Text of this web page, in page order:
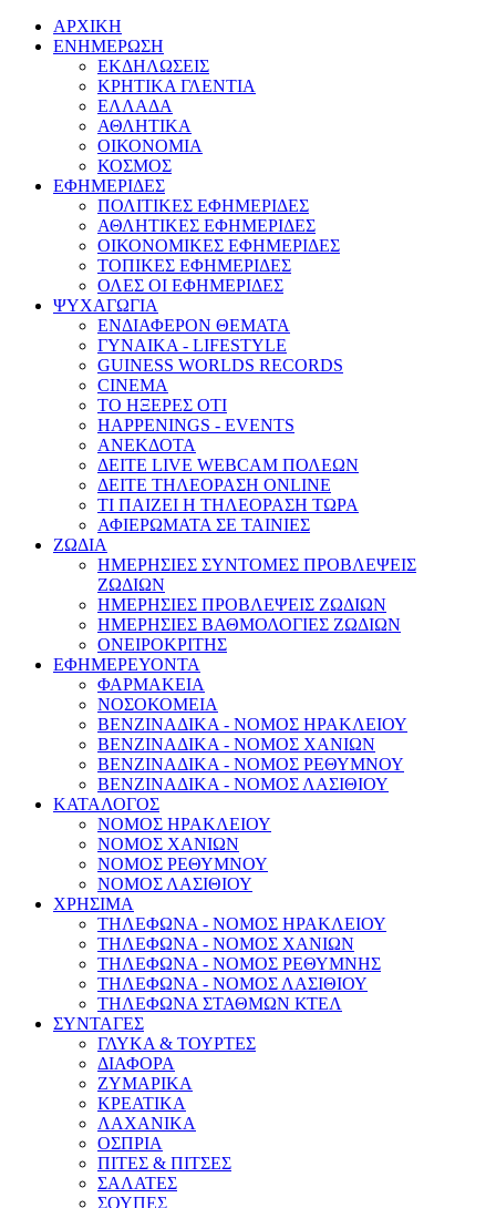
ΑΡΧΙΚΗ
ΕΝΗΜΕΡΩΣΗ
ΕΚΔΗΛΩΣΕΙΣ
ΚΡΗΤΙΚΑ ΓΛΕΝΤΙΑ
ΕΛΛΑΔΑ
ΑΘΛΗΤΙΚΑ
ΟΙΚΟΝΟΜΙΑ
ΚΟΣΜΟΣ
ΕΦΗΜΕΡΙΔΕΣ
ΠΟΛΙΤΙΚΕΣ ΕΦΗΜΕΡΙΔΕΣ
ΑΘΛΗΤΙΚΕΣ ΕΦΗΜΕΡΙΔΕΣ
ΟΙΚΟΝΟΜΙΚΕΣ ΕΦΗΜΕΡΙΔΕΣ
ΤΟΠΙΚΕΣ ΕΦΗΜΕΡΙΔΕΣ
ΟΛΕΣ ΟΙ ΕΦΗΜΕΡΙΔΕΣ
ΨΥΧΑΓΩΓΙΑ
ΕΝΔΙΑΦΕΡΟΝ ΘΕΜΑΤΑ
ΓΥΝΑΙΚΑ - LIFESTYLE
GUINESS WORLDS RECORDS
CINEMA
ΤΟ ΗΞΕΡΕΣ ΟΤΙ
HAPPENINGS - EVENTS
ΑΝΕΚΔΟΤΑ
ΔΕΙΤΕ LIVE WEBCAM ΠΟΛΕΩΝ
ΔΕΙΤΕ ΤΗΛΕΟΡΑΣΗ ONLINE
ΤΙ ΠΑΙΖΕΙ Η ΤΗΛΕΟΡΑΣΗ ΤΩΡΑ
ΑΦΙΕΡΩΜΑΤΑ ΣΕ ΤΑΙΝΙΕΣ
ΖΩΔΙΑ
ΗΜΕΡΗΣΙΕΣ ΣΥΝΤΟΜΕΣ ΠΡΟΒΛΕΨΕΙΣ
ΖΩΔΙΩΝ
ΗΜΕΡΗΣΙΕΣ ΠΡΟΒΛΕΨΕΙΣ ΖΩΔΙΩΝ
ΗΜΕΡΗΣΙΕΣ ΒΑΘΜΟΛΟΓΙΕΣ ΖΩΔΙΩΝ
ΟΝΕΙΡΟΚΡΙΤΗΣ
ΕΦΗΜΕΡΕΥΟΝΤΑ
ΦΑΡΜΑΚΕΙΑ
ΝΟΣΟΚΟΜΕΙΑ
ΒΕΝΖΙΝΑΔΙΚΑ - ΝΟΜΟΣ ΗΡΑΚΛΕΙΟΥ
ΒΕΝΖΙΝΑΔΙΚΑ - ΝΟΜΟΣ ΧΑΝΙΩΝ
ΒΕΝΖΙΝΑΔΙΚΑ - ΝΟΜΟΣ ΡΕΘΥΜΝΟΥ
ΒΕΝΖΙΝΑΔΙΚΑ - ΝΟΜΟΣ ΛΑΣΙΘΙΟΥ
ΚΑΤΑΛΟΓΟΣ
ΝΟΜΟΣ ΗΡΑΚΛΕΙΟΥ
ΝΟΜΟΣ ΧΑΝΙΩΝ
ΝΟΜΟΣ ΡΕΘΥΜΝΟΥ
ΝΟΜΟΣ ΛΑΣΙΘΙΟΥ
ΧΡΗΣΙΜΑ
ΤΗΛΕΦΩΝΑ - ΝΟΜΟΣ ΗΡΑΚΛΕΙΟΥ
ΤΗΛΕΦΩΝΑ - ΝΟΜΟΣ ΧΑΝΙΩΝ
ΤΗΛΕΦΩΝΑ - ΝΟΜΟΣ ΡΕΘΥΜΝΗΣ
ΤΗΛΕΦΩΝΑ - ΝΟΜΟΣ ΛΑΣΙΘΙΟΥ
ΤΗΛΕΦΩΝΑ ΣΤΑΘΜΩΝ ΚΤΕΛ
ΣΥΝΤΑΓΕΣ
ΓΛΥΚΑ & ΤΟΥΡΤΕΣ
ΔΙΑΦΟΡΑ
ΖΥΜΑΡΙΚΑ
ΚΡΕΑΤΙΚΑ
ΛΑΧΑΝΙΚΑ
ΟΣΠΡΙΑ
ΠΙΤΕΣ & ΠΙΤΣΕΣ
ΣΑΛΑΤΕΣ
ΣΟΥΠΕΣ